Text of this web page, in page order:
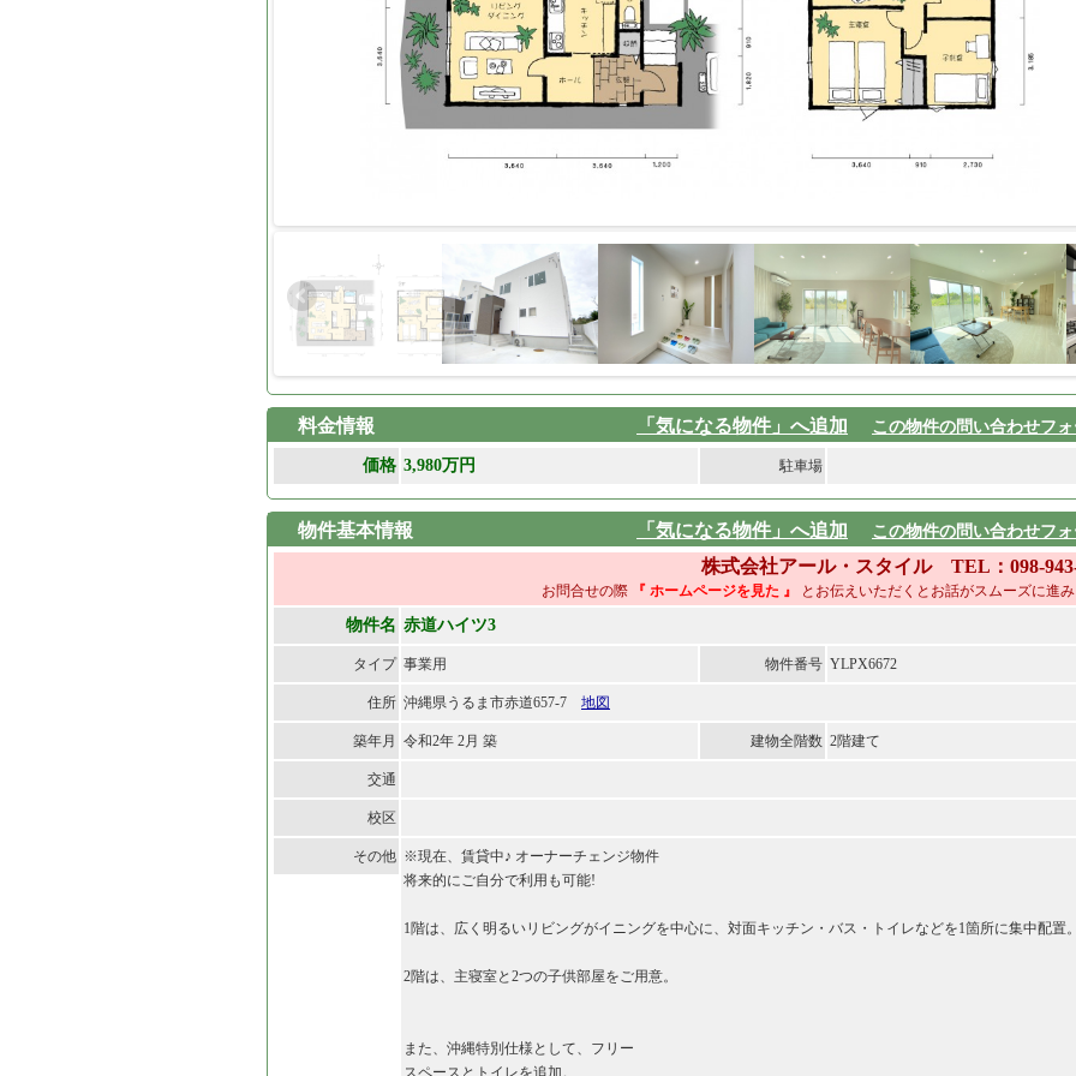
料金情報 「気になる物件」へ追加 この物件の問い合わせフ
価格 3,980万円 駐車場
物件基本情報 「気になる物件」へ追加 この物件の問い合わせフ
株式会社アール・スタイル TEL：098-
お問合せの際 『 ホームページを見た 』 とお伝えいただくとお話がスムーズに進
物件名 赤道ハイツ3
タイプ 事業用 物件番号 YLPX6672
住所 沖縄県うるま市赤道657-7 地図
築年月 令和2年 2月 築 建物全階数 2階建て
交通
校区
その他 ※現在、賃貸中♪ オーナーチェンジ物件
将来的にご自分で利用も可能!
1階は、広く明るいリビングがイニングを中心に、対面キッチン・バス・トイレなどを1箇所に集中配置
2階は、主寝室と2つの子供部屋をご用意。
また、沖縄特別仕様として、フリー
スペースとトイレを追加。